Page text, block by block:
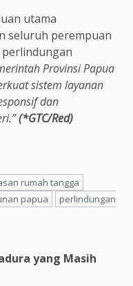
utama
seluruh perempuan
perlindungan
Provinsi Papua
sistem layanan
dan
(*GTC/Red)
rumah tangga
papua
perlindungan
yang Masih